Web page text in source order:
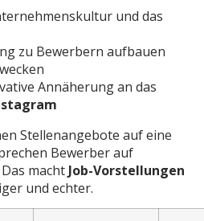
und das
zu Bewerbern aufbauen
Annäherung an das
Stellenangebote auf eine
Bewerber auf
macht Job-Vorstellungen
und echter.